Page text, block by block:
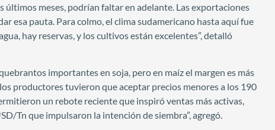
últimos meses, podrían faltar en adelante. Las exportaciones
esa pauta. Para colmo, el clima sudamericano hasta aquí fue
hay reservas, y los cultivos están excelentes”, detalló
importantes en soja, pero en maíz el margen es más
productores tuvieron que aceptar precios menores a los 190
un rebote reciente que inspiró ventas más activas,
Tn que impulsaron la intención de siembra”, agregó.